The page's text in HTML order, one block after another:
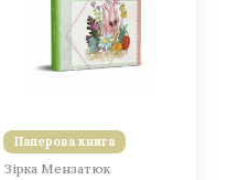
Паперова книга
Зірка Мензатюк